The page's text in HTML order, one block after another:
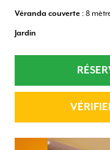
Véranda couverte : 8
Jardin